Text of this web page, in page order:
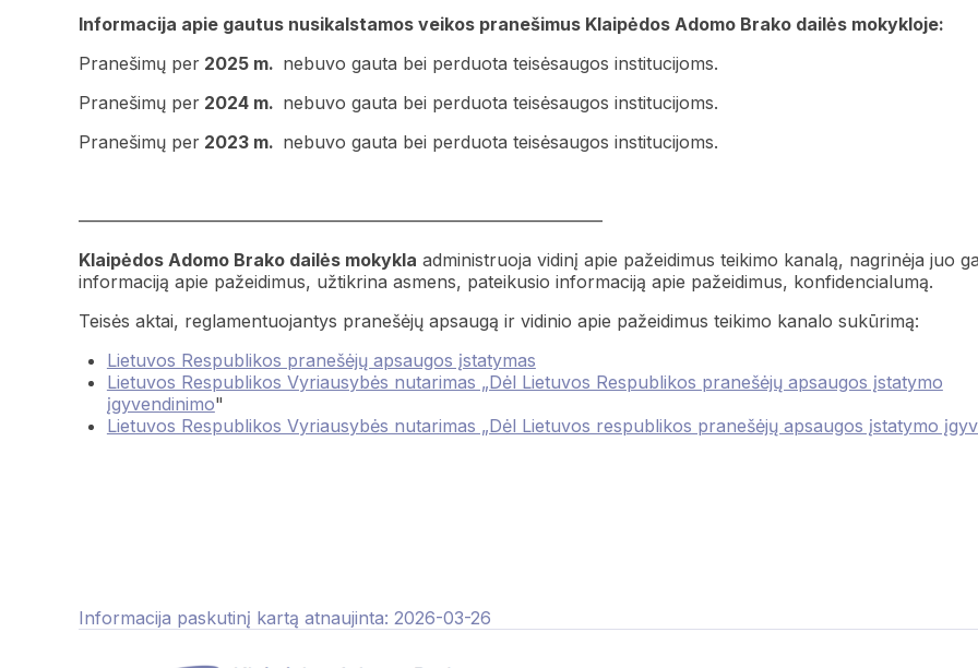
Informacija apie gautus nusikalstamos veikos pranešimus Klaipėdos Adomo Brako dailės mokykloje:
Pranešimų per 2025 m. nebuvo gauta bei perduota teisėsaugos institucijoms.
Pranešimų per 2024 m. nebuvo gauta bei perduota teisėsaugos institucijoms.
Pranešimų per 2023 m. nebuvo gauta bei perduota teisėsaugos institucijoms.
——————————————————————————————
Klaipėdos Adomo Brako dailės mokykla administruoja vidinį apie pažeidimus teikimo kanalą, nagrinėja juo
informaciją apie pažeidimus, užtikrina asmens, pateikusio informaciją apie pažeidimus, konfidencialumą.
Teisės aktai, reglamentuojantys pranešėjų apsaugą ir vidinio apie pažeidimus teikimo kanalo sukūrimą:
Lietuvos Respublikos pranešėjų apsaugos įstatymas
Lietuvos Respublikos Vyriausybės nutarimas „Dėl Lietuvos Respublikos pranešėjų apsaugos įstatymo
įgyvendinimo"
Lietuvos Respublikos Vyriausybės nutarimas „Dėl Lietuvos respublikos pranešėjų apsaugos įstatymo
Informacija paskutinį kartą atnaujinta: 2026-03-26